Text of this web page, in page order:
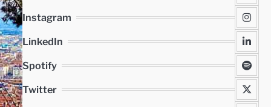
Instagram
LinkedIn
Spotify
Twitter